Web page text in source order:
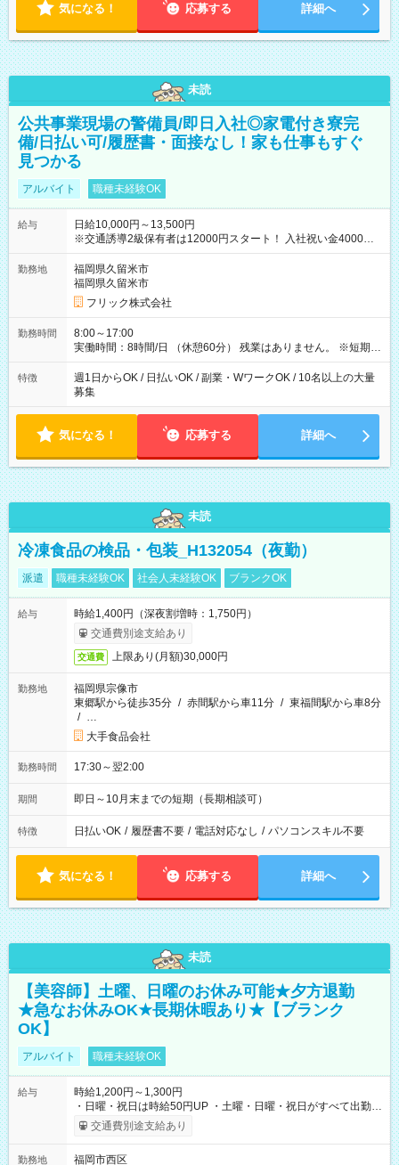
気になる！ 応募する 詳細へ
未読
公共事業現場の警備員/即日入社◎家電付き寮完
備/日払い可/履歴書・面接なし！家も仕事もすぐ
見つかる
アルバイト 職種未経験OK
給与
日給10,000円～13,500円
※交通誘導2級保有者は12000円スタート！ 入社祝い金4000円
【試用期間】試用期間なし
勤務地
福岡県久留米市
福岡県久留米市
フリック株式会社
勤務時間
8:00～17:00
実働時間：8時間/日 （休憩60分） 残業はありません。 ※短期の
募集は行っておりません。予めご了承くださいませ。
特徴
週1日からOK / 日払いOK / 副業・WワークOK / 10名以上の大量
募集
気になる！ 応募する 詳細へ
未読
冷凍食品の検品・包装_H132054（夜勤）
派遣 職種未経験OK 社会人未経験OK ブランクOK
給与
時給1,400円（深夜割増時：1,750円）
交通費別途支給あり
交通費 上限あり(月額)30,000円
勤務地
福岡県宗像市
東郷駅から徒歩35分 / 赤間駅から車11分 / 東福間駅から車8分
/ …
大手食品会社
勤務時間 17:30～翌2:00
期間 即日～10月末までの短期（長期相談可）
特徴 日払いOK / 履歴書不要 / 電話対応なし / パソコンスキル不要
気になる！ 応募する 詳細へ
未読
【美容師】土曜、日曜のお休み可能★夕方退勤
★急なお休みOK★長期休暇あり★【ブランク
OK】
アルバイト 職種未経験OK
給与
時給1,200円～1,300円
・日曜・祝日は時給50円UP ・土曜・日曜・祝日がすべて出勤可
能な方は、日曜・祝日の時給1,300円（入社から半年間は時給
1,250円になります) 【試用期間】試用期間あり 試用期間の長
交通費別途支給あり
勤務地 福岡市西区